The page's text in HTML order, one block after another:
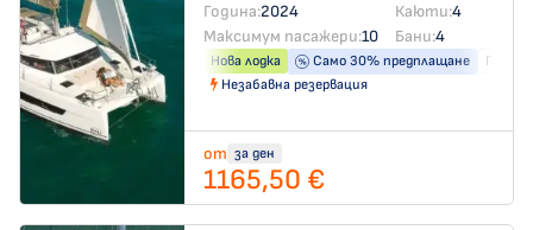
Година:2024 Каюти:4
Максимум пасажери:10 Бани:4
Нова лодка Само 30% предплащане
Незабавна резервация
от за ден
1165,50 €